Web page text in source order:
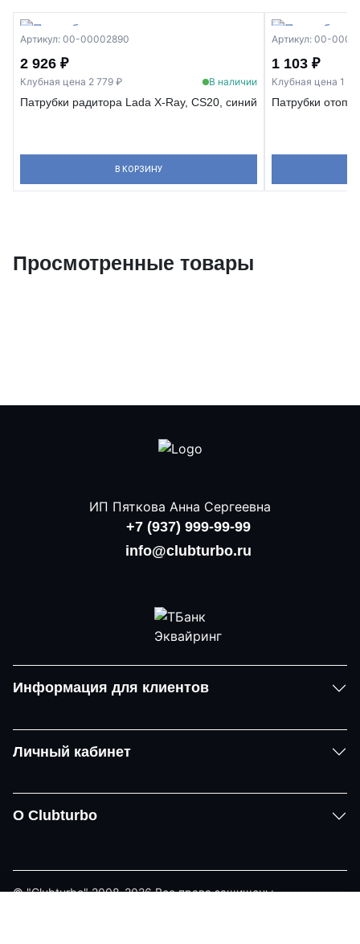
Артикул: 00-00002890
2 926 ₽
Клубная цена 2 779 ₽ В наличии
Патрубки радитора Lada X-Ray, CS20, синий
В КОРЗИНУ
Артикул: 00-
1 103 ₽
Клубная цена 1
Патрубки
Просмотренные товары
ИП Пяткова Анна Сергеевна
+7 (937) 999-99-99
info@clubturbo.ru
Информация для клиентов
Личный кабинет
О Clubturbo
© "Clubturbo" 2008-2026 Все права защищены